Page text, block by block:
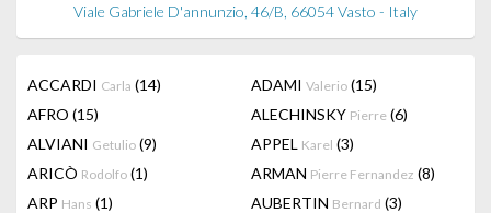
Viale Gabriele D'annunzio, 46/B, 66054 Vasto - Italy
ACCARDI Carla (14) ADAMI Valerio (15)
AFRO (15) ALECHINSKY Pierre (6)
ALVIANI Getulio (9) APPEL Karel (3)
ARICÒ Rodolfo (1) ARMAN Pierre Fernandez (8)
ARP Hans (1) AUBERTIN Bernard (3)